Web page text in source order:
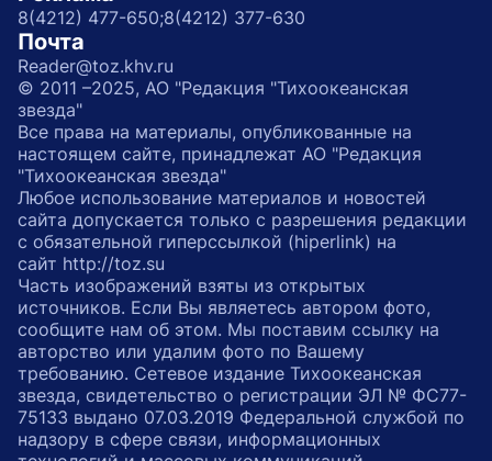
8(4212) 477-650;8(4212) 377-630
Почта
Reader@toz.khv.ru
© 2011 –2025, АО "Редакция "Тихоокеанская
звезда"
Все права на материалы, опубликованные на
настоящем сайте, принадлежат АО "Редакция
"Тихоокеанская звезда"
Любое использование материалов и новостей
сайта допускается только с разрешения редакции
с обязательной гиперссылкой (hiperlink) на
сайт http://toz.su
Часть изображений взяты из открытых
источников. Если Вы являетесь автором фото,
сообщите нам об этом. Мы поставим ссылку на
авторство или удалим фото по Вашему
требованию. Сетевое издание Тихоокеанская
звезда, свидетельство о регистрации ЭЛ № ФС77-
75133 выдано 07.03.2019 Федеральной службой по
надзору в сфере связи, информационных